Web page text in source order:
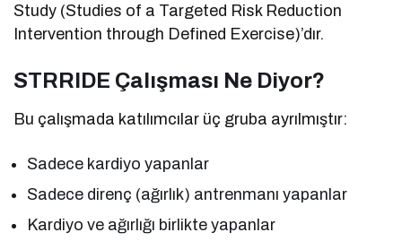
Study (Studies of a Targeted Risk Reduction
Intervention through Defined Exercise)’dır.
STRRIDE Çalışması Ne Diyor?
Bu çalışmada katılımcılar üç gruba ayrılmıştır:
Sadece kardiyo yapanlar
Sadece direnç (ağırlık) antrenmanı yapanlar
Kardiyo ve ağırlığı birlikte yapanlar